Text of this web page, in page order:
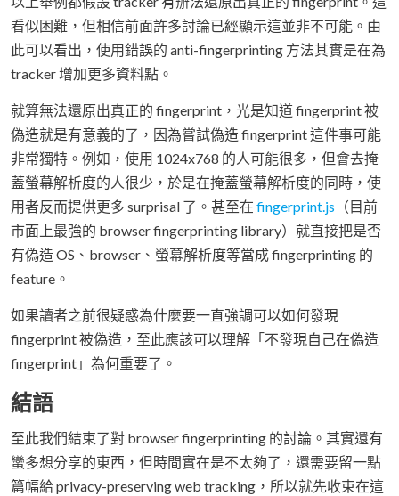
看似困難，但相信前面許多討論已經顯示這並非不可能。由
此可以看出，使用錯誤的 anti-fingerprinting 方法其實是在為
tracker 增加更多資料點。
就算無法還原出真正的 fingerprint，光是知道 fingerprint 被
偽造就是有意義的了，因為嘗試偽造 fingerprint 這件事可能
非常獨特。例如，使用 1024x768 的人可能很多，但會去掩
蓋螢幕解析度的人很少，於是在掩蓋螢幕解析度的同時，使
用者反而提供更多 surprisal 了。甚至在 fingerprint.js （目前
市面上最強的 browser fingerprinting library）就直接把是否
有偽造 OS、browser、螢幕解析度等當成 fingerprinting 的
feature。
如果讀者之前很疑惑為什麼要一直強調可以如何發現
fingerprint 被偽造，至此應該可以理解「不發現自己在偽造
fingerprint」為何重要了。
結語
至此我們結束了對 browser fingerprinting 的討論。其實還有
蠻多想分享的東西，但時間實在是不太夠了，還需要留一點
篇幅給 privacy-preserving web tracking，所以就先收束在這